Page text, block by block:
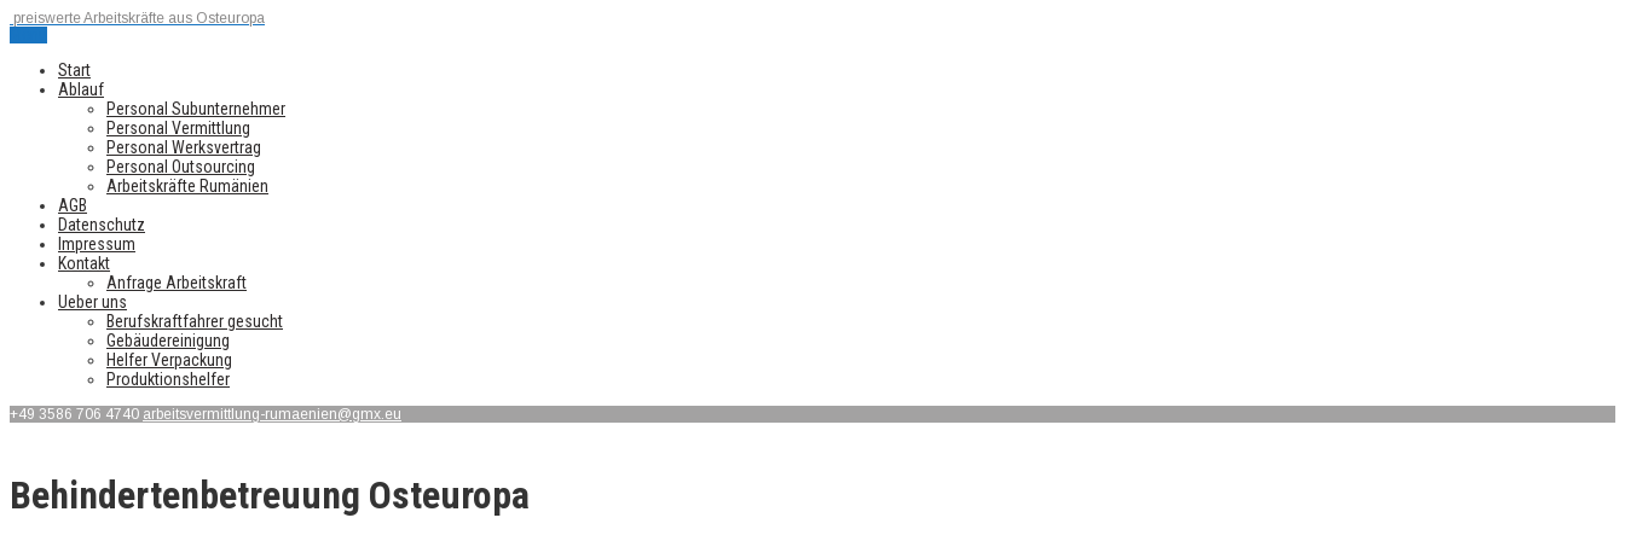
preiswerte Arbeitskräfte aus Osteuropa
Start
Ablauf
Personal Subunternehmer
Personal Vermittlung
Personal Werksvertrag
Personal Outsourcing
Arbeitskräfte Rumänien
AGB
Datenschutz
Impressum
Kontakt
Anfrage Arbeitskraft
Ueber uns
Berufskraftfahrer gesucht
Gebäudereinigung
Helfer Verpackung
Produktionshelfer
+49 3586 706 4740 arbeitsvermittlung-rumaenien@gmx.eu
Behindertenbetreuung Osteuropa